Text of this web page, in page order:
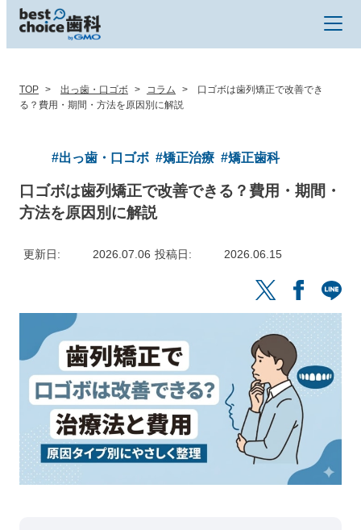
TOP 出っ歯・口ゴボ コラム
口ゴボは歯列矯正で改善でき
る？費用・期間・方法を原因別に解説
#出っ歯・口ゴボ #矯正治療 #矯正歯科
口ゴボは歯列矯正で改善できる？費用・期間・
方法を原因別に解説
更新日 2026.07.06 投稿日 2026.06.15